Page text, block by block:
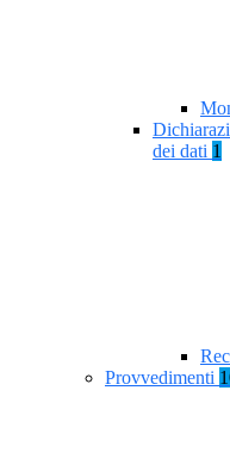
dei dati 1
Provvedimenti